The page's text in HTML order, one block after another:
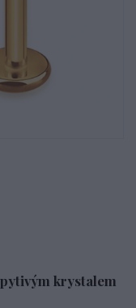
krystalem